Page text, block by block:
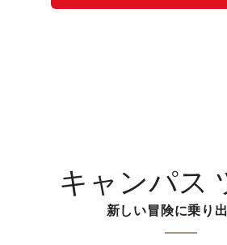
キャンパス
新しい冒険に乗り